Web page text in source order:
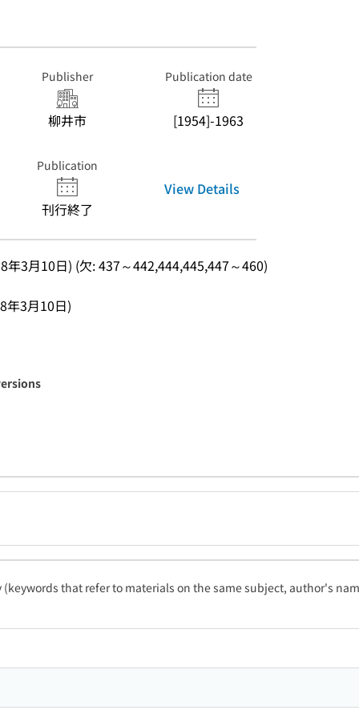
Publisher
柳井市
Publication date
[1954]-1963
Publication
刊行終了
View Details
3月10日) (欠: 437～442,444,445,447～460)
年3月10日)
that refer to materials on the same subject, author's